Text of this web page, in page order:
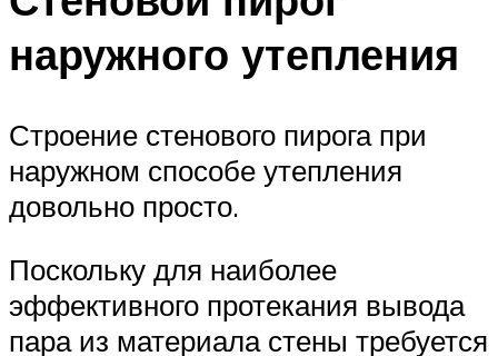
наружного утепления
Строение стенового пирога при
наружном способе утепления
довольно просто.
Поскольку для наиболее
эффективного протекания вывода
пара из материала стены требуется